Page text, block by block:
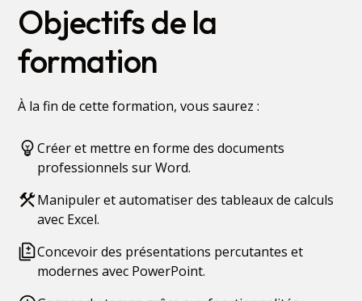
Objectifs de la
formation
À la fin de cette formation, vous saurez :
Créer et mettre en forme des documents
professionnels sur Word.
Manipuler et automatiser des tableaux de calculs
avec Excel.
Concevoir des présentations percutantes et
modernes avec PowerPoint.